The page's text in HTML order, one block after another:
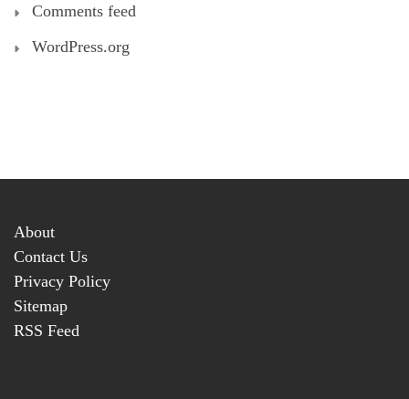
Comments feed
WordPress.org
About
Contact Us
Privacy Policy
Sitemap
RSS Feed